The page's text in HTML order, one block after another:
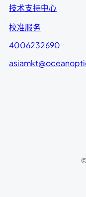
技术支持中心
校准服务
4006232690